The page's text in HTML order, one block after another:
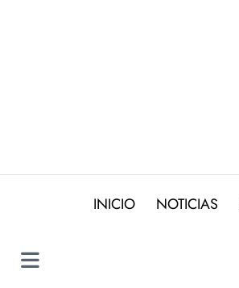
INICIO NOTICIAS